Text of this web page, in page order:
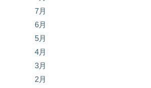
7月
6月
5月
4月
3月
2月